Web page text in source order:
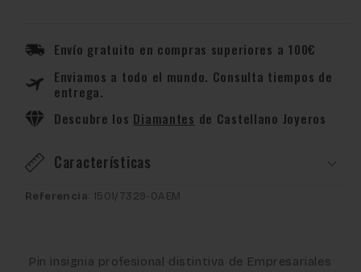
Profesional
Empresariales
en
Oro
18K
Profesional
Empresariales
Oro
de
18K
Envío gratuito en compras superiores a 100€
Enviamos a todo el mundo. Consulta tiempos de
entrega.
Descubre los Diamantes de Castellano Joyeros
Características
Referencia : 1501/7329-OAEM
Pin insignia profesional distintiva de Empresariales